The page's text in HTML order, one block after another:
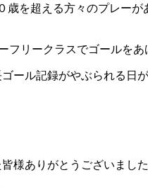
歳を超える方々のプレーが
フリークラスでゴールをあ
ール記録がやぶられる日
様ありがとうございました